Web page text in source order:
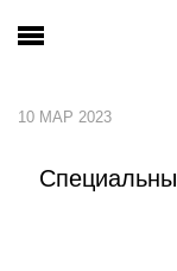
10 МАР 2023